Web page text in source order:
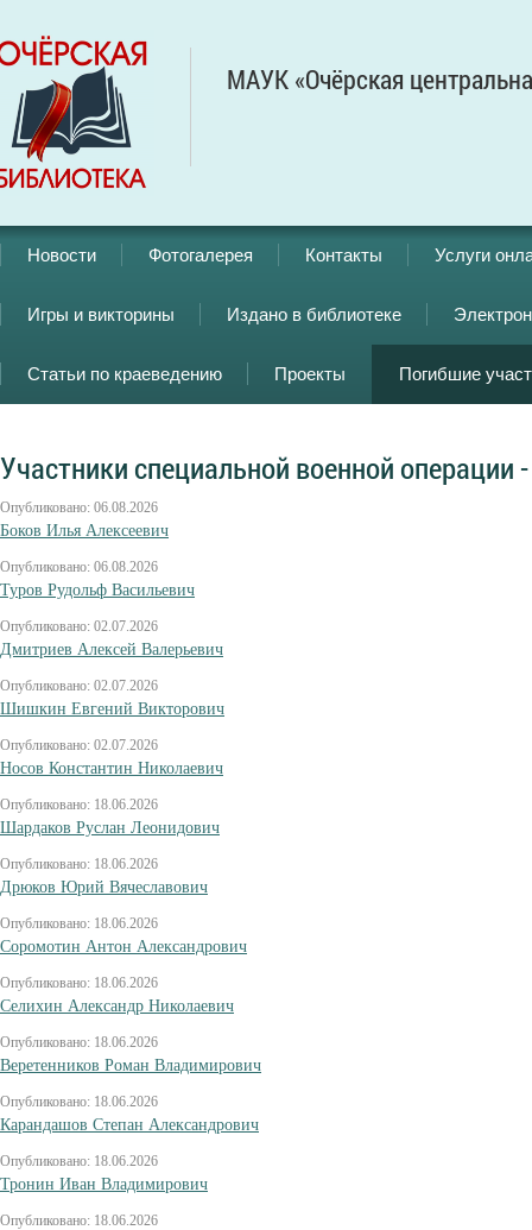
МАУК «Очёрская
Новости Фотогалерея Контакты Услуги
Игры и викторины Издано в библиотеке
Статьи по краеведению Проекты Погибшие
Участники специальной военной операции
Опубликовано: 06.08.2026
Боков Илья Алексеевич
Опубликовано: 06.08.2026
Туров Рудольф Васильевич
Опубликовано: 02.07.2026
Дмитриев Алексей Валерьевич
Опубликовано: 02.07.2026
Шишкин Евгений Викторович
Опубликовано: 02.07.2026
Носов Константин Николаевич
Опубликовано: 18.06.2026
Шардаков Руслан Леонидович
Опубликовано: 18.06.2026
Дрюков Юрий Вячеславович
Опубликовано: 18.06.2026
Соромотин Антон Александрович
Опубликовано: 18.06.2026
Селихин Александр Николаевич
Опубликовано: 18.06.2026
Веретенников Роман Владимирович
Опубликовано: 18.06.2026
Карандашов Степан Александрович
Опубликовано: 18.06.2026
Тронин Иван Владимирович
Опубликовано: 18.06.2026